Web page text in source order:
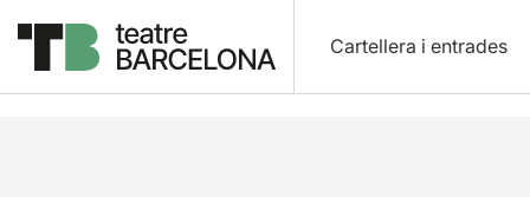
Cartellera i entrades